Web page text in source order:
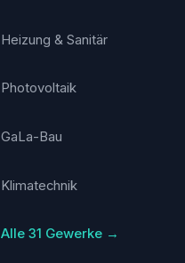
Heizung & Sanitär
Photovoltaik
GaLa-Bau
Klimatechnik
Alle 31 Gewerke →